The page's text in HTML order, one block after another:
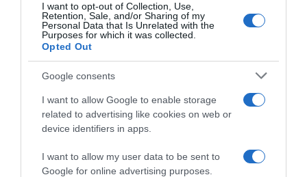
I want to opt-out of Collection, Use,
Retention, Sale, and/or Sharing of my
Personal Data that Is Unrelated with the
Purposes for which it was collected.
Opted Out
Google consents
I want to allow Google to enable storage
related to advertising like cookies on web or
device identifiers in apps.
I want to allow my user data to be sent to
Google for online advertising purposes.
Ακολούθησε το debater.gr στο
Google News
και μάθετε πρώτοι όλες τις ειδήσεις
ΜΑΙΚΛ ΤΖΟΡΝΤΑΝ ΜΥΚΟΝΟΣ